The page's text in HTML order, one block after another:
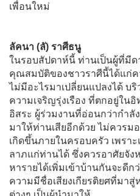
เพื่อนใหม่
ลัคนา (ลั) ราศีธนู
ในรอบสัปดาห์นี้ ท่านเป็นผู้ที่มี
คุณสมบัติของชาวราศีนี้ได้แก่
ไม่มีอะไรมาเปลี่ยนแปลงได้ บ
ความเจริญรุ่งเรือง ที่ตกอยู่ใน
อิสระ ผู้ร่วมงานที่อ่อนกว่ากำลั
มาให้ท่านเสียอีกด้วย ไม่ควรม
เกิดขึ้นภายในครอบครัว เพรา
ลาภแก่ท่านได้ ซึ่งควรอาศัยจั
หารายได้เพิ่มเข้าบ้านกันจะดีก
ความมีชื่อเสียงเกียรติยศที่มา